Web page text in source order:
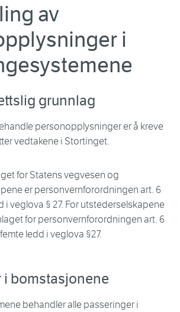
av
i
grunnlag
personopplysninger er å kreve
vedtakene i Stortinget.
for Statens vegvesen og
er personvernforordningen art. 6
i veglova § 27. For utstederselskapene
for personvernforordningen art. 6
ledd i veglova §27.
i bomstasjonene
behandler alle passeringer i